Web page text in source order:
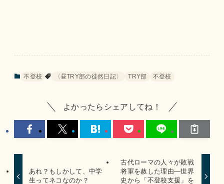
不登校 〈昼TRY部の徒然日記〉 TRY部 不登校
よかったらシェアしてね！
あれ？もしかして、中学
生ってネコなのか？
古代ローマの人々が敗戦
将軍を赦した理由―世界
史から「不登校支援」を